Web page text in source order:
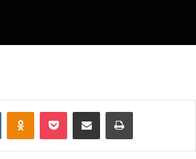
VKontakteOdnoklassniki
Pocket Podijeli putem Emaila Print